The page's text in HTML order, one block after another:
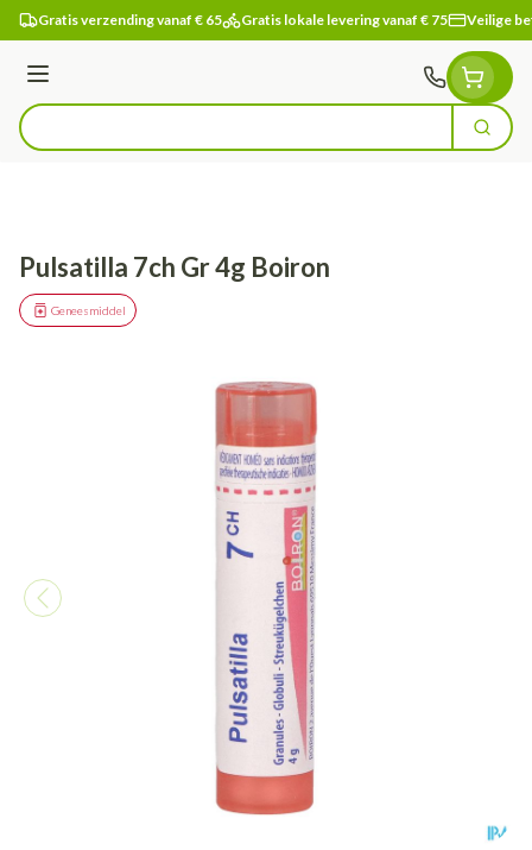
Ga naar de inhoud
Gratis verzending vanaf € 65 Gratis lokale levering vanaf € 75 Veilige
Menu
Product, merk, categorie... Zoek
Pulsatilla 7ch Gr 4g Boiron
Geneesmiddel